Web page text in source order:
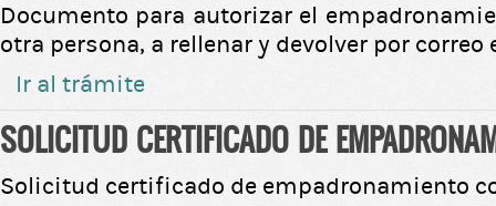
Documento para autorizar el
otra persona, a rellenar y devolver por correo
Ir al trámite
SOLICITUD CERTIFICADO DE
Solicitud certificado de empadronamiento